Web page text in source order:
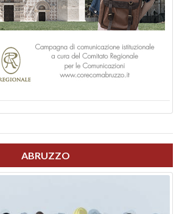
ABRUZZO